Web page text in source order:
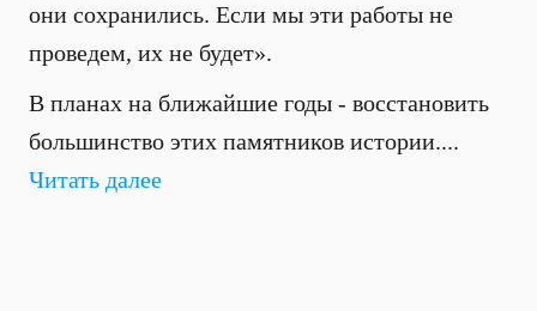
они сохранились. Если мы эти работы не
проведем, их не будет».
В планах на ближайшие годы - восстановить
большинство этих памятников истории....
Читать далее